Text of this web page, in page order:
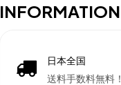
INFORMATION
日本全国
送料手数料無料！